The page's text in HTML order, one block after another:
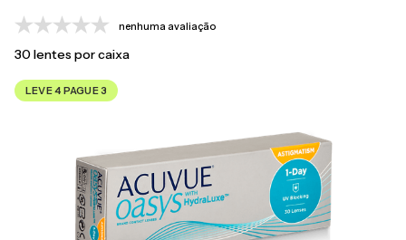
nenhuma avaliação
30lentes por caixa
LEVE 4 PAGUE 3